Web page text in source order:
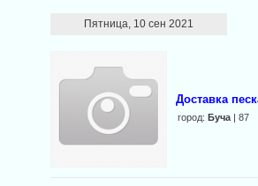
Пятница, 10 сен 2021
Доставка
город:Буча | 87